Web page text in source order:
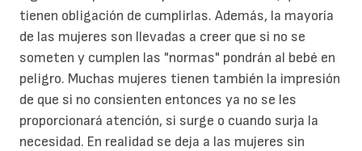
tienen obligación de cumplirlas. Además, la mayoría
de las mujeres son llevadas a creer que si no se
someten y cumplen las "normas" pondrán al bebé en
peligro. Muchas mujeres tienen también la impresión
de que si no consienten entonces ya no se les
proporcionará atención, si surge o cuando surja la
necesidad. En realidad se deja a las mujeres sin